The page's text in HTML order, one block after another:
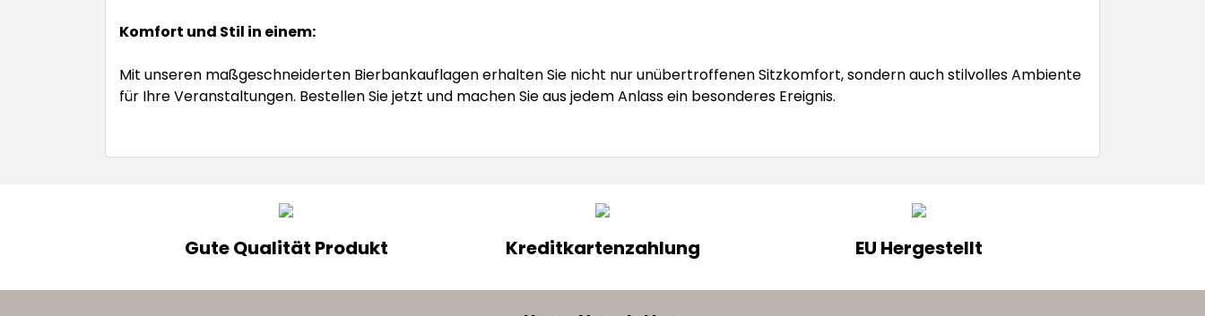
Komfort und Stil in einem:
Mit unseren maßgeschneiderten Bierbankauflagen erhalten Sie nicht nur unübertroffenen Sitzkomfort, sondern auch stilvolles Ambiente
für Ihre Veranstaltungen. Bestellen Sie jetzt und machen Sie aus jedem Anlass ein besonderes Ereignis.
Gute Qualität Produkt Kreditkartenzahlung EU Hergestellt